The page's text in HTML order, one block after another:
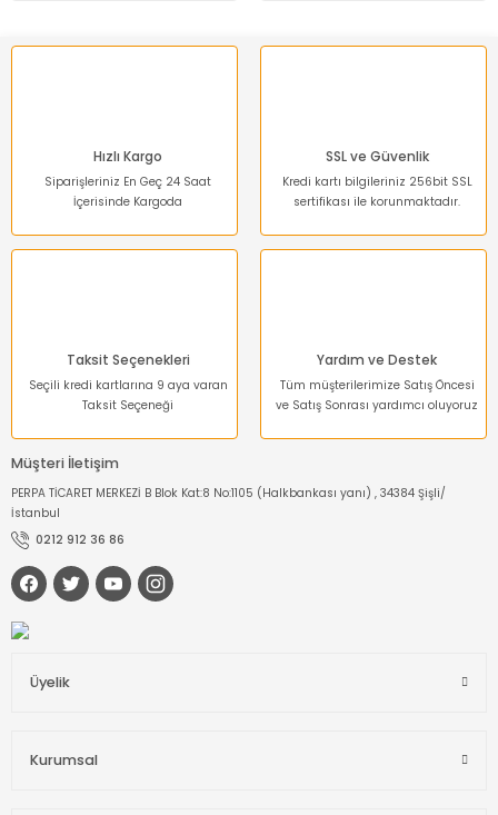
Hızlı Kargo
Siparişleriniz En Geç 24 Saat
İçerisinde Kargoda
SSL ve Güvenlik
Kredi kartı bilgileriniz 256bit SSL
sertifikası ile korunmaktadır.
Taksit Seçenekleri
Seçili kredi kartlarına 9 aya varan
Taksit Seçeneği
Yardım ve Destek
Tüm müşterilerimize Satış Öncesi
ve Satış Sonrası yardımcı oluyoruz
Müşteri İletişim
PERPA TİCARET MERKEZİ B Blok Kat:8 No:1105 (Halkbankası yanı) , 34384 Şişli/
İstanbul
0212 912 36 86
Üyelik
Kurumsal